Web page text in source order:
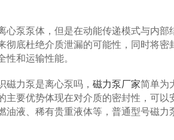
泵泵体，但是在动能传递模式与内部
彻底杜绝介质泄漏的可能性，同时将
和运输性能。
力泵是离心泵吗， 磁力泵厂家简单为
主要优势体现在对介质的密封性，可
油液、稀有贵重液体等，普通型号磁